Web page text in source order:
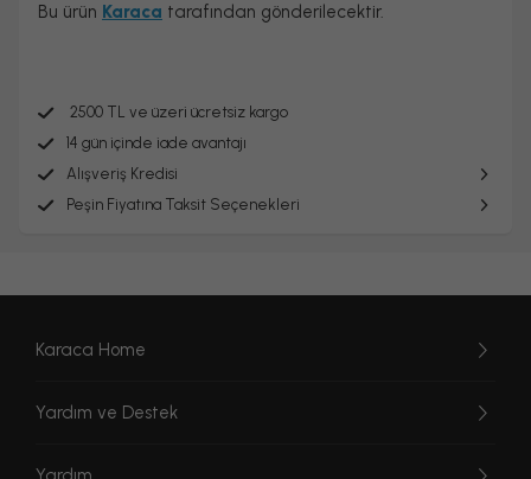
Bu ürün Karaca tarafından gönderilecektir.
2500 TL ve üzeri ücretsiz kargo
14 gün içinde iade avantajı
Alışveriş Kredisi
Peşin Fiyatına Taksit Seçenekleri
Karaca Home
Yardım ve Destek